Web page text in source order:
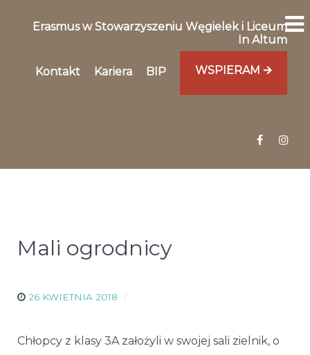
Erasmus w Stowarzyszeniu Węgielek i Liceum
In Altum
Kontakt Kariera BIP WSPIERAM 🡪
Mali ogrodnicy
26 KWIETNIA 2018
Chłopcy z klasy 3A założyli w swojej sali zielnik, o